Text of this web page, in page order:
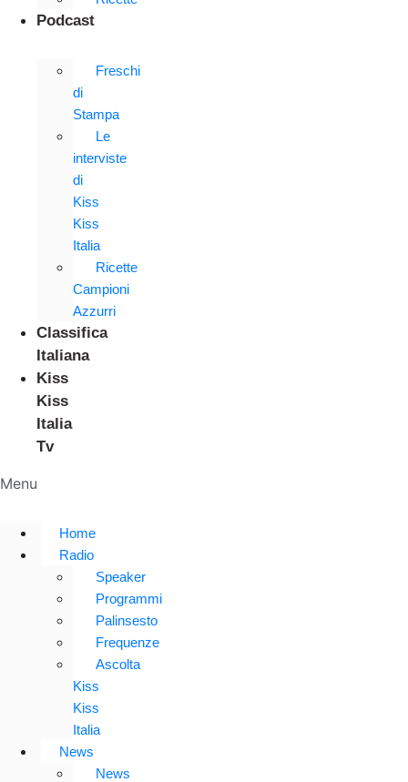
Podcast
Freschi
di
Stampa
Le
interviste
di
Kiss
Kiss
Italia
Ricette
Campioni
Azzurri
Classifica
Italiana
Kiss
Kiss
Italia
Tv
Menu
Home
Radio
Speaker
Programmi
Palinsesto
Frequenze
Ascolta
Kiss
Kiss
Italia
News
News